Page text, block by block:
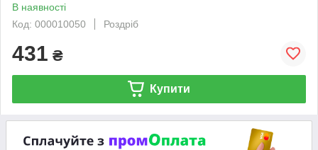
В наявності
Код: 000010050
Роздріб
431 ₴
Купити